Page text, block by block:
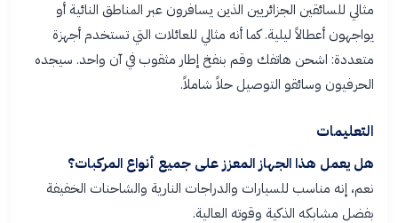
مثالي للسائقين الجزائريين الذين يسافرون عبر المناطق النائية أو
يواجهون أعطالاً ليلية. كما أنه مثالي للعائلات التي تستخدم أجهزة
متعددة: اشحن هاتفك وقم بنفخ إطار مثقوب في آن واحد. سيجده
الحرفيون وسائقو التوصيل حلاً شاملاً.
التعليمات
هل يعمل هذا الجهاز المعزز على جميع أنواع المركبات؟
نعم، إنه مناسب للسيارات والدراجات النارية والشاحنات الخفيفة
بفضل مشابكه الذكية وقوته العالية.